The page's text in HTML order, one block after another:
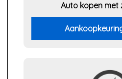
Auto kopen met